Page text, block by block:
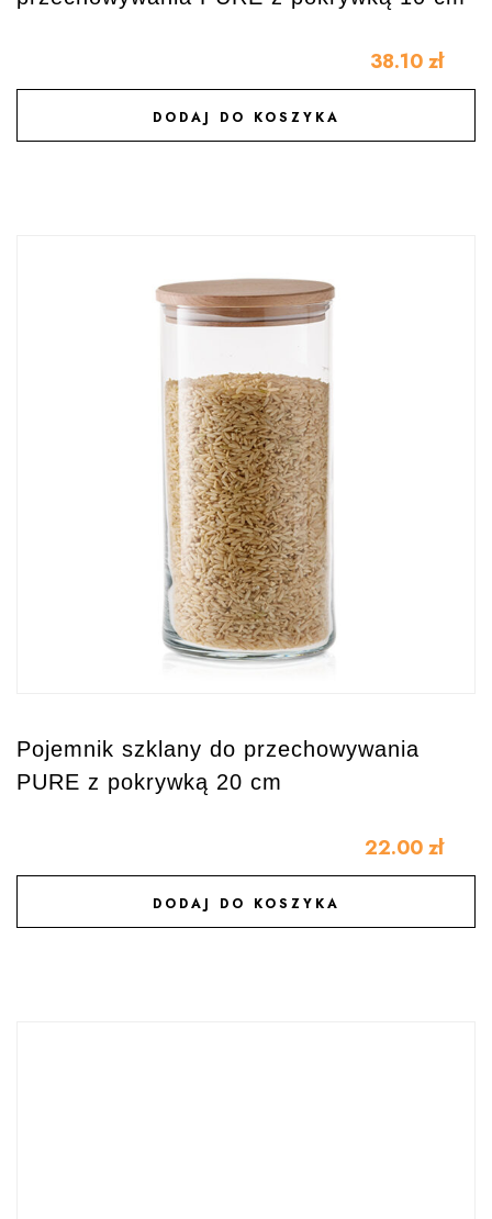
38.10 zł
DODAJ DO KOSZYKA
DODAJ DO ULUBIONYCH
Pojemnik szklany do przechowywania
PURE z pokrywką 20 cm
22.00 zł
DODAJ DO KOSZYKA
DODAJ DO ULUBIONYCH